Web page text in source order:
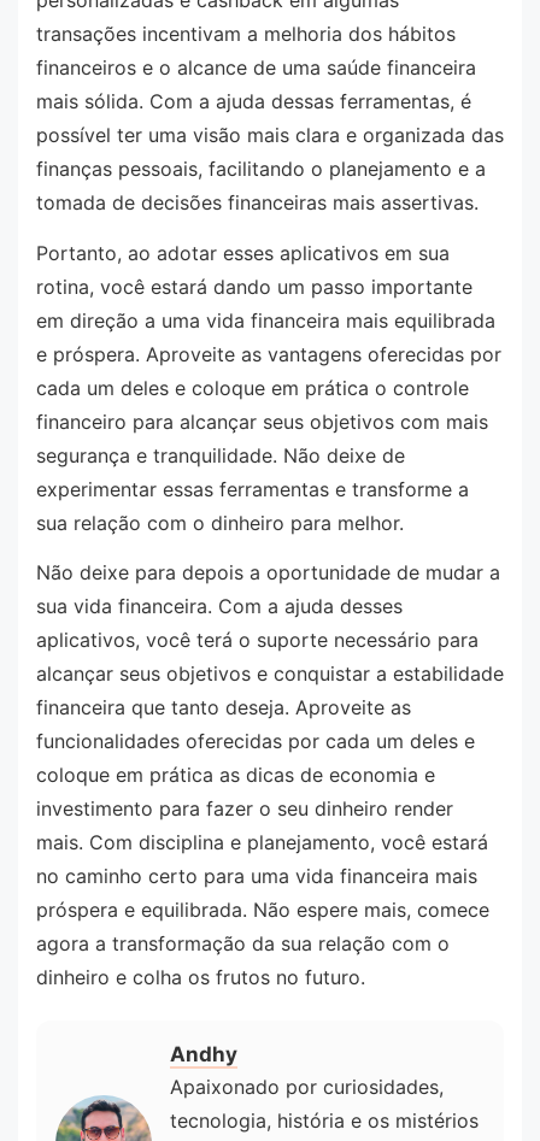
transações incentivam a melhoria dos hábitos
financeiros e o alcance de uma saúde financeira
mais sólida. Com a ajuda dessas ferramentas, é
possível ter uma visão mais clara e organizada das
finanças pessoais, facilitando o planejamento e a
tomada de decisões financeiras mais assertivas.
Portanto, ao adotar esses aplicativos em sua
rotina, você estará dando um passo importante
em direção a uma vida financeira mais equilibrada
e próspera. Aproveite as vantagens oferecidas por
cada um deles e coloque em prática o controle
financeiro para alcançar seus objetivos com mais
segurança e tranquilidade. Não deixe de
experimentar essas ferramentas e transforme a
sua relação com o dinheiro para melhor.
Não deixe para depois a oportunidade de mudar a
sua vida financeira. Com a ajuda desses
aplicativos, você terá o suporte necessário para
alcançar seus objetivos e conquistar a estabilidade
financeira que tanto deseja. Aproveite as
funcionalidades oferecidas por cada um deles e
coloque em prática as dicas de economia e
investimento para fazer o seu dinheiro render
mais. Com disciplina e planejamento, você estará
no caminho certo para uma vida financeira mais
próspera e equilibrada. Não espere mais, comece
agora a transformação da sua relação com o
dinheiro e colha os frutos no futuro.
Andhy
Apaixonado por curiosidades,
tecnologia, história e os mistérios